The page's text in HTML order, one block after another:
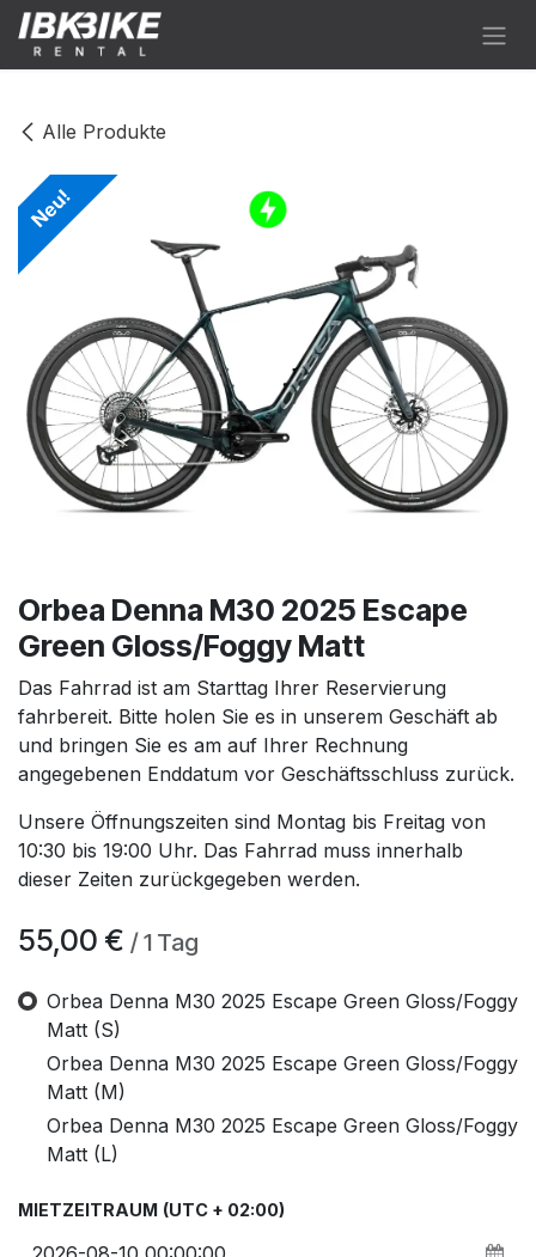
Zum Inhalt springen
Alle Produkte
Neu!
Orbea Denna M30 2025 Escape
Green Gloss/Foggy Matt
Das Fahrrad ist am Starttag Ihrer Reservierung
fahrbereit. Bitte holen Sie es in unserem Geschäft ab
und bringen Sie es am auf Ihrer Rechnung
angegebenen Enddatum vor Geschäftsschluss zurück.
Unsere Öffnungszeiten sind Montag bis Freitag von
10:30 bis 19:00 Uhr. Das Fahrrad muss innerhalb
dieser Zeiten zurückgegeben werden.
55,00 € /1 Tag
Orbea Denna M30 2025 Escape Green Gloss/Foggy
Matt (S)
Orbea Denna M30 2025 Escape Green Gloss/Foggy
Matt (M)
Orbea Denna M30 2025 Escape Green Gloss/Foggy
Matt (L)
MIETZEITRAUM (UTC + 02:00)